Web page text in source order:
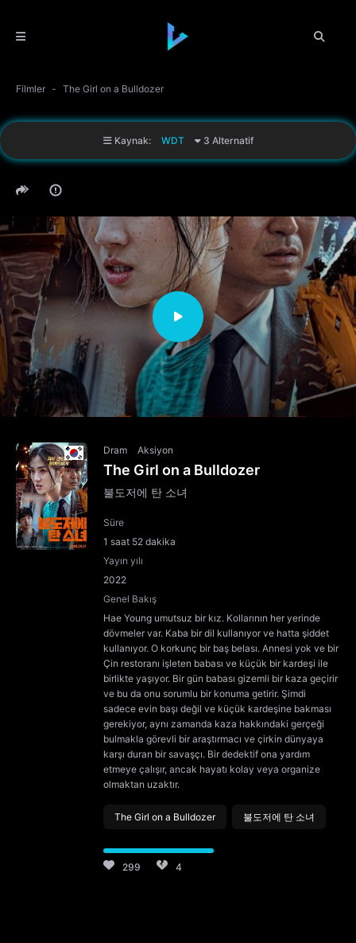
Filmler The Girl on a Bulldozer
Kaynak: WDT 3 Alternatif
Dram Aksiyon
The Girl on a Bulldozer
불도저에 탄 소녀
Süre
1 saat 52 dakika
Yayın yılı
2022
Genel Bakış
Hae Young umutsuz bir kız. Kollarının her yerinde
dövmeler var. Kaba bir dil kullanıyor ve hatta şiddet
kullanıyor. O korkunç bir baş belası. Annesi yok ve bir
Çin restoranı işleten babası ve küçük bir kardeşi ile
birlikte yaşıyor. Bir gün babası gizemli bir kaza geçirir
ve bu da onu sorumlu bir konuma getirir. Şimdi
sadece evin başı değil ve küçük kardeşine bakması
gerekiyor, aynı zamanda kaza hakkındaki gerçeği
bulmakla görevli bir araştırmacı ve çirkin dünyaya
karşı duran bir savaşçı. Bir dedektif ona yardım
etmeye çalışır, ancak hayatı kolay veya organize
olmaktan uzaktır.
The Girl on a Bulldozer 불도저에 탄 소녀
299 4